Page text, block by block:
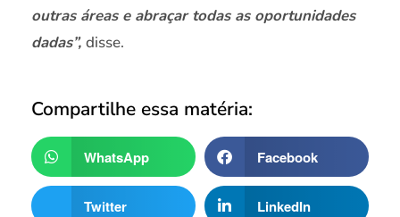
outras áreas e abraçar todas as oportunidades
dadas”, disse.
Compartilhe essa matéria:
WhatsApp Facebook
Twitter LinkedIn